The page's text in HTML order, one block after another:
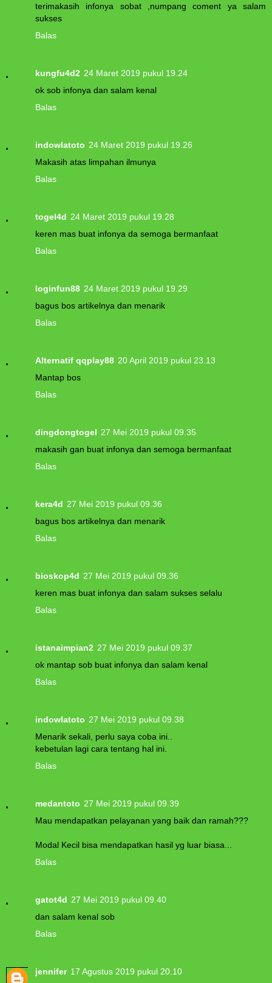
terimakasih infonya sobat ,numpang coment ya salam
sukses
Balas
kungfu4d2 24 Maret 2019 pukul 19.24
ok sob infonya dan salam kenal
Balas
indowlatoto 24 Maret 2019 pukul 19.26
Makasih atas limpahan ilmunya
Balas
togel4d 24 Maret 2019 pukul 19.28
keren mas buat infonya da semoga bermanfaat
Balas
loginfun88 24 Maret 2019 pukul 19.29
bagus bos artikelnya dan menarik
Balas
Alternatif qqplay88 20 April 2019 pukul 23.13
Mantap bos
Balas
dingdongtogel 27 Mei 2019 pukul 09.35
makasih gan buat infonya dan semoga bermanfaat
Balas
kera4d 27 Mei 2019 pukul 09.36
bagus bos artikelnya dan menarik
Balas
bioskop4d 27 Mei 2019 pukul 09.36
keren mas buat infonya dan salam sukses selalu
Balas
istanaimpian2 27 Mei 2019 pukul 09.37
ok mantap sob buat infonya dan salam kenal
Balas
indowlatoto 27 Mei 2019 pukul 09.38
Menarik sekali, perlu saya coba ini..
kebetulan lagi cara tentang hal ini.
Balas
medantoto 27 Mei 2019 pukul 09.39
Mau mendapatkan pelayanan yang baik dan ramah???
Modal Kecil bisa mendapatkan hasil yg luar biasa...
Balas
gatot4d 27 Mei 2019 pukul 09.40
dan salam kenal sob
Balas
jennifer 17 Agustus 2019 pukul 20.10